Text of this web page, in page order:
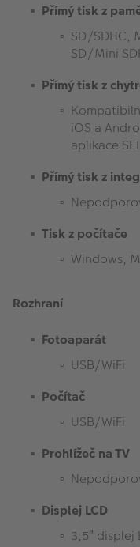
Přímý tisk z
SD/SDHC,
SD/Mini
Přímý tisk z
iOS a
aplikace
Přímý tisk z
Tisk z počítače
Windows,
Rozhraní
Fotoaparát
USB/WiFi
Počítač
USB/WiFi
Prohlížeč na TV
Displej LCD
3,5″ displej